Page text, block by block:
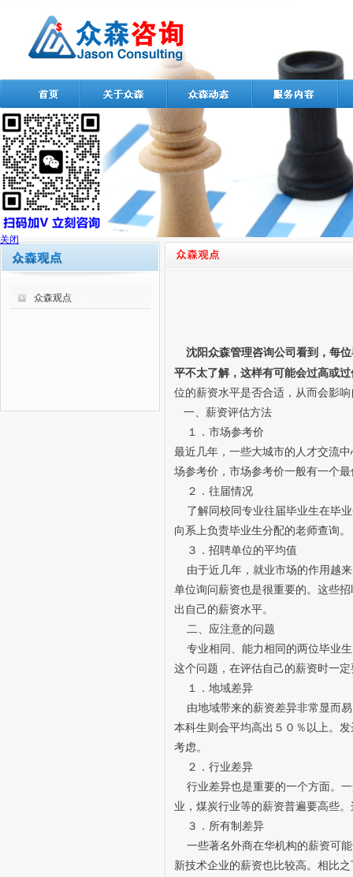
众森观点
沈阳众森管理咨询公司看到，每
平不太了解，这样有可能会过高或
位的薪资水平是否合适，从而会影
一、薪资评估方法
１．市场参考价
最近几年，一些大城市的人才交流
场参考价，市场参考价一般有一个
２．往届情况
了解同校同专业往届毕业生在毕
向系上负责毕业生分配的老师查询。
３．招聘单位的平均值
由于近几年，就业市场的作用越
单位询问薪资也是很重要的。这些
出自己的薪资水平。
二、应注意的问题
专业相同、能力相同的两位毕业
这个问题，在评估自己的薪资时一
１．地域差异
由地域带来的薪资差异非常显而
本科生则会平均高出５０％以上。
考虑。
２．行业差异
行业差异也是重要的一个方面。
业，煤炭行业等的薪资普遍要高些
３．所有制差异
一些著名外商在华机构的薪资可
新技术企业的薪资也比较高。相比
关闭